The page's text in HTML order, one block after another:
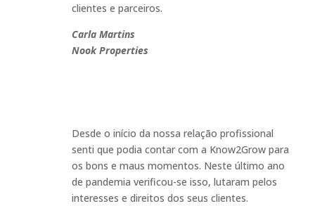
clientes e parceiros.
Carla Martins
Nook Properties
Desde o início da nossa relação profissional
senti que podia contar com a Know2Grow para
os bons e maus momentos. Neste último ano
de pandemia verificou-se isso, lutaram pelos
interesses e direitos dos seus clientes.